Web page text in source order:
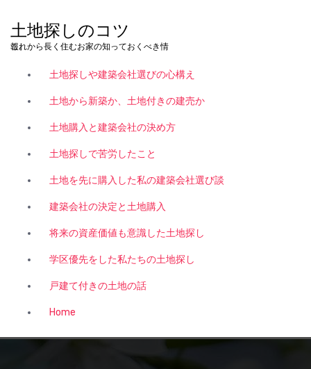
土地探しのコツ
これから長く住むお家の知っておくべき情報。
土地探しや建築会社選びの心構え
土地から新築か、土地付きの建売か
土地購入と建築会社の決め方
土地探しで苦労したこと
土地を先に購入した私の建築会社選び談
建築会社の決定と土地購入
将来の資産価値も意識した土地探し
学区優先をした私たちの土地探し
戸建て付きの土地の話
Home